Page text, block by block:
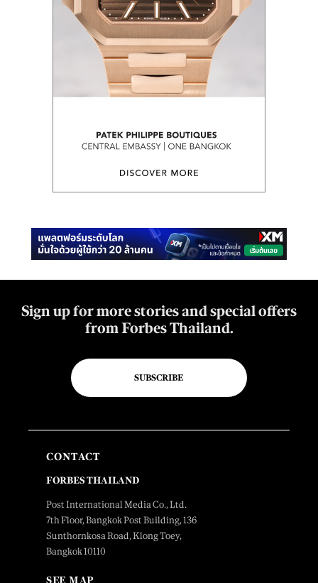
Sign up for more stories and special offers
from Forbes Thailand.
SUBSCRIBE
CONTACT
FORBES THAILAND
Post International Media Co., Ltd.
7th Floor, Bangkok Post Building, 136
Sunthornkosa Road, Klong Toey,
Bangkok 10110
SEE MAP